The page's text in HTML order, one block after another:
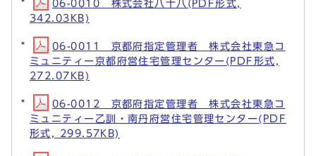
06-0010 株式会社八十八(PDF形式,
342.03KB)
06-0011 京都府指定管理者 株式会社東急コ
ミュニティー京都府営住宅管理センター(PDF形式,
272.07KB)
06-0012 京都府指定管理者 株式会社東急コ
ミュニティー乙訓・南丹府営住宅管理センター(PDF
形式, 299.57KB)